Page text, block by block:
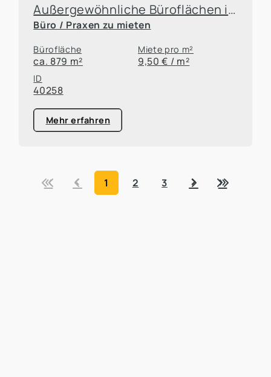
Außergewöhnliche Büroflächen im markanten Glaspavillon – repräsentativ und wirtschaftlich zugleich
Büro / Praxen zu mieten
Bürofläche
ca. 879 m²
Miete pro m²
9,50 € / m²
ID
40258
Mehr erfahren
« ‹ 1 2 3 › »